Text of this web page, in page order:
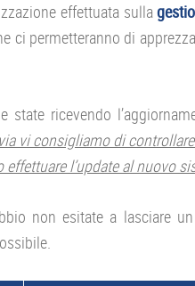
effettuata sulla
ci permetteranno di
state ricevendo
vi consigliamo di
l’update al nuovo
non esitate a lasciare